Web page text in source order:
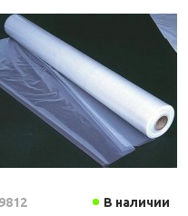
В наличии